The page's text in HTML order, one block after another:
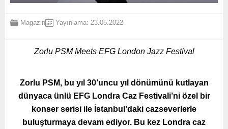
Magazin Yayınlama: 23.05.2022
Zorlu PSM Meets EFG London Jazz Festival
Zorlu PSM, bu yıl 30’uncu yıl dönümünü kutlayan
dünyaca ünlü EFG Londra Caz Festivali’ni özel bir
konser serisi ile İstanbul’daki cazseverlerle
buluşturmaya devam ediyor. Bu kez Londra caz